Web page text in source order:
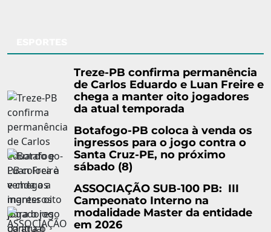
Treze-PB confirma permanência
de Carlos Eduardo e Luan Freire e
chega a manter oito jogadores
da atual temporada
Botafogo-PB coloca à venda os
ingressos para o jogo contra o
Santa Cruz-PE, no próximo
sábado (8)
ASSOCIAÇÃO SUB-100 PB: III
Campeonato Interno na
modalidade Master da entidade
em 2026